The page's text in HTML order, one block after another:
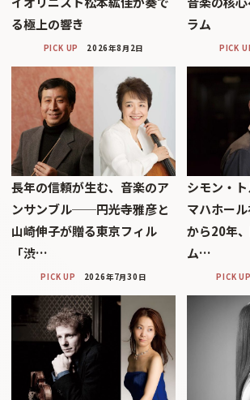
る極上の響き
PICK UP 2026年8月2日
ラム
PICK
長年の信頼が生む、音楽のア
ンサンブル──円光寺雅彦と
山崎伸子が贈る東京フィル
「渋…
PICK UP 2026年7月30日
シモン・
マハホー
から20年
ム…
PICK UP